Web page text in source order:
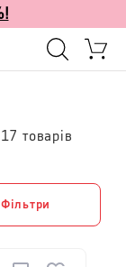
17 товарів
Фільтри